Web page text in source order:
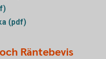
(pdf)
Räntebevis